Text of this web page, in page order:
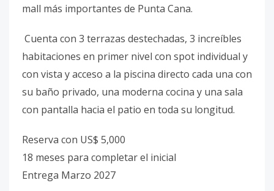
mall más importantes de Punta Cana.
Cuenta con 3 terrazas destechadas, 3 increíbles
habitaciones en primer nivel con spot individual y
con vista y acceso a la piscina directo cada una con
su baño privado, una moderna cocina y una sala
con pantalla hacia el patio en toda su longitud.
Reserva con US$ 5,000
18 meses para completar el inicial
Entrega Marzo 2027